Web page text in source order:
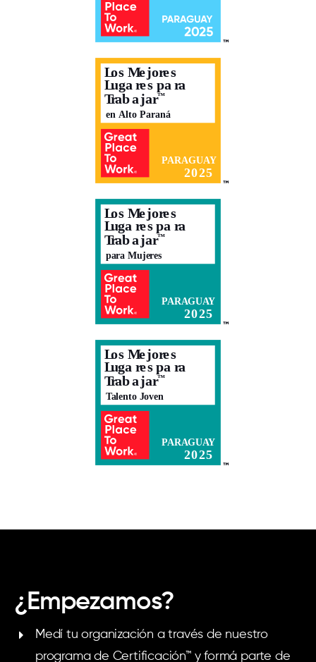
¿Empezamos?
Medí tu organización a través de nuestro
programa de Certificación™ y formá parte de